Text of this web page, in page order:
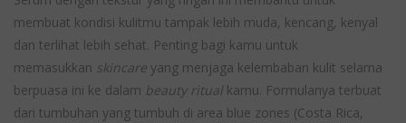
membuat kondisi kulitmu tampak lebih muda, kencang, kenyal
dan terlihat lebih sehat. Penting bagi kamu untuk
memasukkan skincare yang menjaga kelembaban kulit selama
berpuasa ini ke dalam beauty ritualkamu. Formulanya terbuat
dari tumbuhan yang tumbuh di area blue zones (Costa Rica,